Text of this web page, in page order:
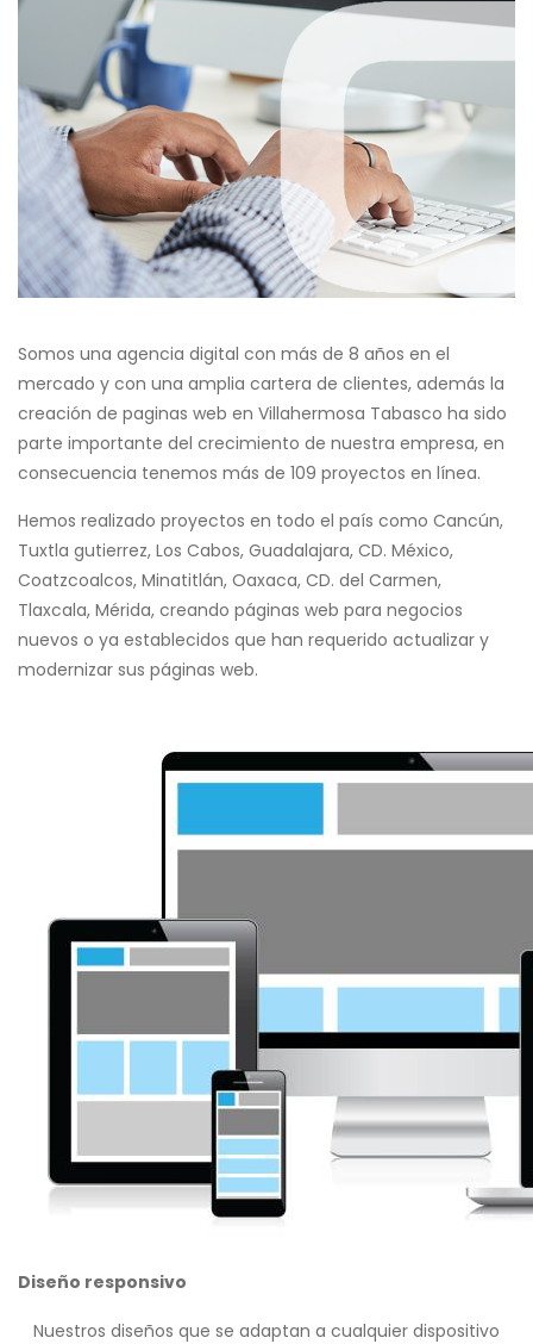
Somos una agencia digital con más de 8 años en el
mercado y con una amplia cartera de clientes, además la
creación de paginas web en Villahermosa Tabasco ha sido
parte importante del crecimiento de nuestra empresa, en
consecuencia tenemos más de 109 proyectos en línea.
Hemos realizado proyectos en todo el país como Cancún,
Tuxtla gutierrez, Los Cabos, Guadalajara, CD. México,
Coatzcoalcos, Minatitlán, Oaxaca, CD. del Carmen,
Tlaxcala, Mérida, creando páginas web para negocios
nuevos o ya establecidos que han requerido actualizar y
modernizar sus páginas web.
Diseño responsivo
Nuestros diseños que se adaptan a cualquier dispositivo